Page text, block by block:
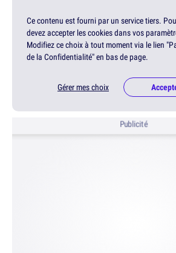
Ce contenu est fourni par un service tiers.
devez accepter les cookies dans vos
Modifiez ce choix à tout moment via le lien
de la Confidentialité" en bas de page.
Gérer mes choix
Publicité